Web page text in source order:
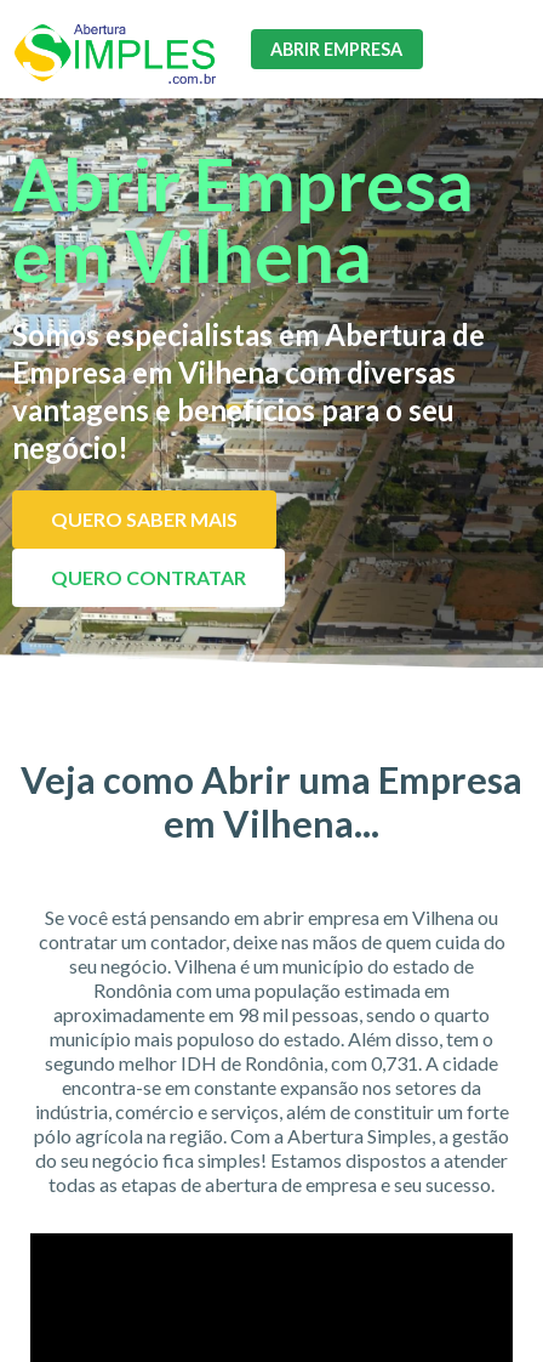
ABRIR EMPRESA
Abrir Empresa
em Vilhena
Somos especialistas em Abertura de
Empresa em Vilhena com diversas
vantagens e benefícios para o seu
negócio!
QUERO SABER MAIS
QUERO CONTRATAR
Veja como Abrir uma Empresa
em Vilhena...
Se você está pensando em abrir empresa em Vilhena ou
contratar um contador, deixe nas mãos de quem cuida do
seu negócio. Vilhena é um município do estado de
Rondônia com uma população estimada em
aproximadamente em 98 mil pessoas, sendo o quarto
município mais populoso do estado. Além disso, tem o
segundo melhor IDH de Rondônia, com 0,731. A cidade
encontra-se em constante expansão nos setores da
indústria, comércio e serviços, além de constituir um forte
pólo agrícola na região. Com a Abertura Simples, a gestão
do seu negócio fica simples! Estamos dispostos a atender
todas as etapas de abertura de empresa e seu sucesso.